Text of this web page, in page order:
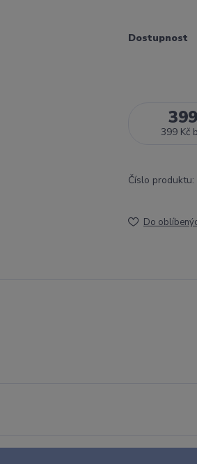
Dostupnost
399 Kč
Číslo produktu:
Do